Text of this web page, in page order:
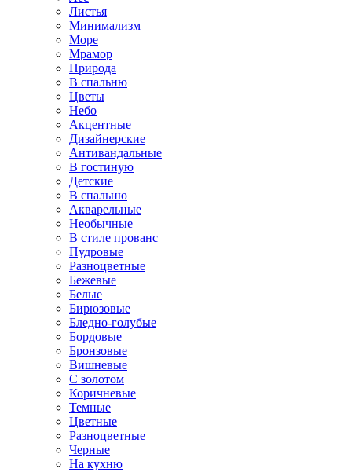
Листья
Минимализм
Море
Мрамор
Природа
В спальню
Цветы
Небо
Акцентные
Дизайнерские
Антивандальные
В гостиную
Детские
В спальню
Акварельные
Необычные
В стиле прованс
Пудровые
Разноцветные
Бежевые
Белые
Бирюзовые
Бледно-голубые
Бордовые
Бронзовые
Вишневые
С золотом
Коричневые
Темные
Цветные
Разноцветные
Черные
На кухню